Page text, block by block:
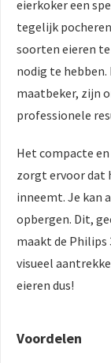
eierkoker een
tegelijk
soorten eieren
nodig te hebben.
maatbeker, zijn
professionele
Het compacte
zorgt ervoor dat
inneemt. Je kan
opbergen. Dit,
maakt de Philips
visueel
eieren dus!
Voordelen